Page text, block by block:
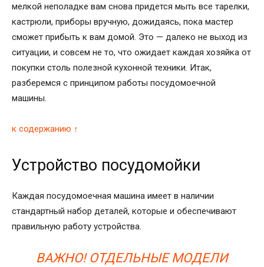
мелкой неполадке вам снова придется мыть все тарелки,
кастрюли, приборы вручную, дожидаясь, пока мастер
сможет прибыть к вам домой. Это — далеко не выход из
ситуации, и совсем не то, что ожидает каждая хозяйка от
покупки столь полезной кухонной техники. Итак,
разберемся с принципом работы посудомоечной
машины.
к содержанию ↑
Устройство посудомойки
Каждая посудомоечная машина имеет в наличии
стандартный набор деталей, которые и обеспечивают
правильную работу устройства.
ВАЖНО! ОТДЕЛЬНЫЕ МОДЕЛИ